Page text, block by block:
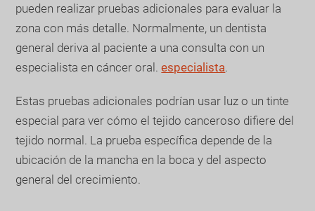
pueden realizar pruebas adicionales para evaluar la
zona con más detalle. Normalmente, un dentista
general deriva al paciente a una consulta con un
especialista en cáncer oral.especialista.
Estas pruebas adicionales podrían usar luz o un tinte
especial para ver cómo el tejido canceroso difiere del
tejido normal. La prueba específica depende de la
ubicación de la mancha en la boca y del aspecto
general del crecimiento.